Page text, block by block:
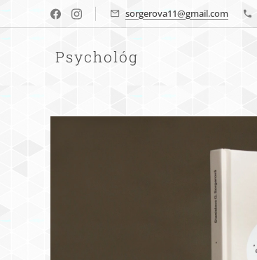
sorgerova11@gmail.com
Psychológ